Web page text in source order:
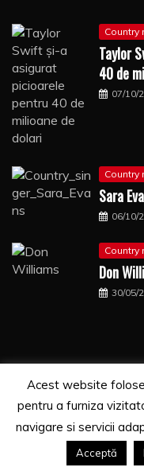
Country
Taylor
40 de
07/10/
Country
Sara
06/10/
Country
Don
30/05/
by
Acest website
pentru a furniza
navigare si servicii
Acceptă